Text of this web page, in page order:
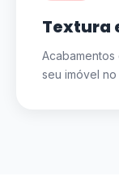
Textura
seu imóvel no